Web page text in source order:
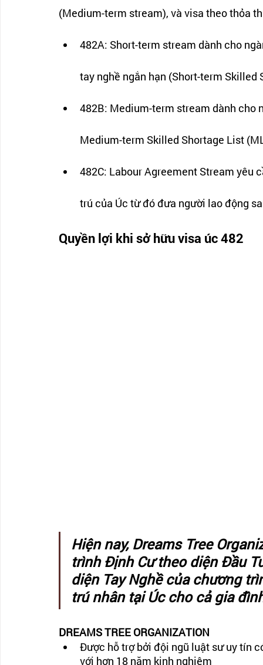
(Medium-term stream), và visa theo thỏa
482A: Short-term stream dành cho
tay nghề ngắn hạn (Short-term Skilled
482B: Medium-term stream dành cho
Medium-term Skilled Shortage List
482C: Labour Agreement Stream yêu
trú của Úc từ đó đưa người lao động
Quyền lợi khi sở hữu visa úc 482
Hiện nay, Dreams Tree
trình Định Cư theo diện Đầu
diện Tay Nghề của chương
trú nhân tại Úc cho cả gia
DREAMS TREE ORGANIZATION
Được hỗ trợ bởi đội ngũ luật sư uy tín
với hơn 18 năm kinh nghiệm